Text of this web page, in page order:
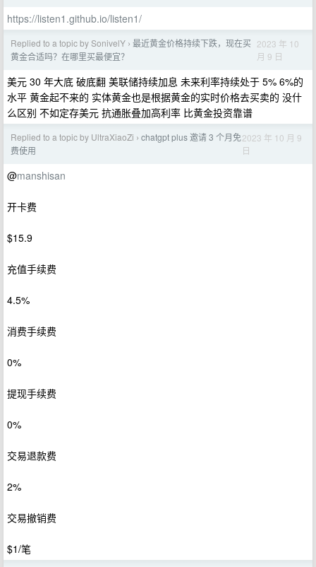
https://listen1.github.io/listen1/
Replied to a topic by SonivelY › 最近黄金价格持续下跌，现在买
黄金合适吗？在哪里买最便宜？
2023 年 10
月 9 日
美元 30 年大底 破底翻 美联储持续加息 未来利率持续处于 5% 6%的
水平 黄金起不来的 实体黄金也是根据黄金的实时价格去买卖的 没什
么区别 不如定存美元 抗通胀叠加高利率 比黄金投资靠谱
Replied to a topic by UltraXiaoZi › chatgpt plus 邀请 3 个月免
费使用
2023 年 10 月 9
日
@manshisan
开卡费
$15.9
充值手续费
4.5%
消费手续费
0%
提现手续费
0%
交易退款费
2%
交易撤销费
$1/笔